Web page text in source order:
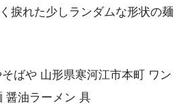
捩れた少しランダムな形状の麺